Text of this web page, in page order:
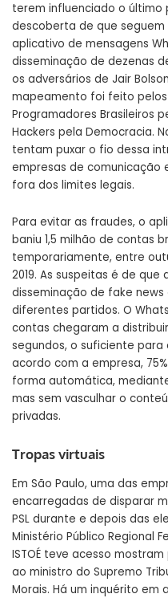
terem influenciado o último
descoberta de que seguem
aplicativo de mensagens
disseminação de dezenas
os adversários de Jair
mapeamento foi feito
Programadores Brasileiros
Hackers pela Democracia.
tentam puxar o fio dessa
empresas de comunicação
fora dos limites legais.
Para evitar as fraudes, o
baniu 1,5 milhão de contas
temporariamente, entre
2019. As suspeitas é de
disseminação de fake
diferentes partidos. O
contas chegaram a
segundos, o suficiente para
acordo com a empresa,
forma automática,
mas sem vasculhar o
privadas.
Tropas virtuais
Em São Paulo, uma das
encarregadas de disparar
PSL durante e depois das
Ministério Público Regional
ISTOÉ teve acesso
ao ministro do Supremo
Morais. Há um inquérito em